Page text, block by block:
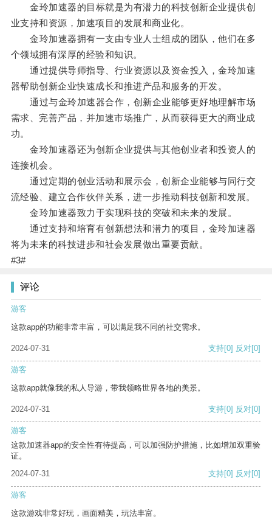
金玲加速器的目标就是为有潜力的科技创新企业提供创
业支持和资源，加速项目的发展和商业化。
金玲加速器拥有一支由专业人士组成的团队，他们在多
个领域拥有深厚的经验和知识。
通过提供导师指导、行业资源以及资金投入，金玲加速
器帮助创新企业快速成长和推进产品和服务的开发。
通过与金玲加速器合作，创新企业能够更好地理解市场
需求、完善产品，并加速市场推广，从而获得更大的商业成
功。
金玲加速器还为创新企业提供与其他创业者和投资人的
连接机会。
通过定期的创业活动和展示会，创新企业能够与同行交
流经验、建立合作伙伴关系，进一步推动科技创新和发展。
金玲加速器致力于实现科技的突破和未来的发展。
通过支持和培育有创新想法和潜力的项目，金玲加速器
将为未来的科技进步和社会发展做出重要贡献。
#3#
评论
游客
这款app的功能非常丰富，可以满足我不同的社交需求。
2024-07-31 支持[0] 反对[0]
游客
这款app就像我的私人导游，带我领略世界各地的美景。
2024-07-31 支持[0] 反对[0]
游客
这款加速器app的安全性有待提高，可以加强防护措施，比如增加双重验
证。
2024-07-31
支持[0] 反对[0]
游客
这款游戏非常好玩，画面精美，玩法丰富。